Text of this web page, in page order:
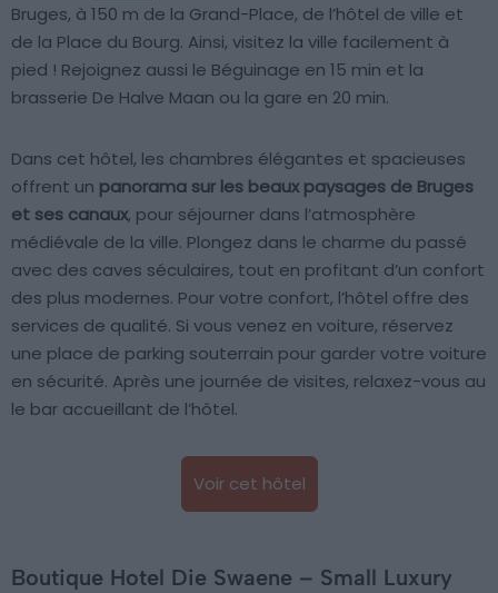
Bruges, à 150 m de la Grand-Place, de l’hôtel de ville et
de la Place du Bourg. Ainsi, visitez la ville facilement à
pied ! Rejoignez aussi le Béguinage en 15 min et la
brasserie De Halve Maan ou la gare en 20 min.
Dans cet hôtel, les chambres élégantes et spacieuses
offrent un panorama sur les beaux paysages de Bruges
et ses canaux, pour séjourner dans l’atmosphère
médiévale de la ville. Plongez dans le charme du passé
avec des caves séculaires, tout en profitant d’un confort
des plus modernes. Pour votre confort, l’hôtel offre des
services de qualité. Si vous venez en voiture, réservez
une place de parking souterrain pour garder votre voiture
en sécurité. Après une journée de visites, relaxez-vous au
le bar accueillant de l’hôtel.
Voir cet hôtel
Boutique Hotel Die Swaene – Small Luxury